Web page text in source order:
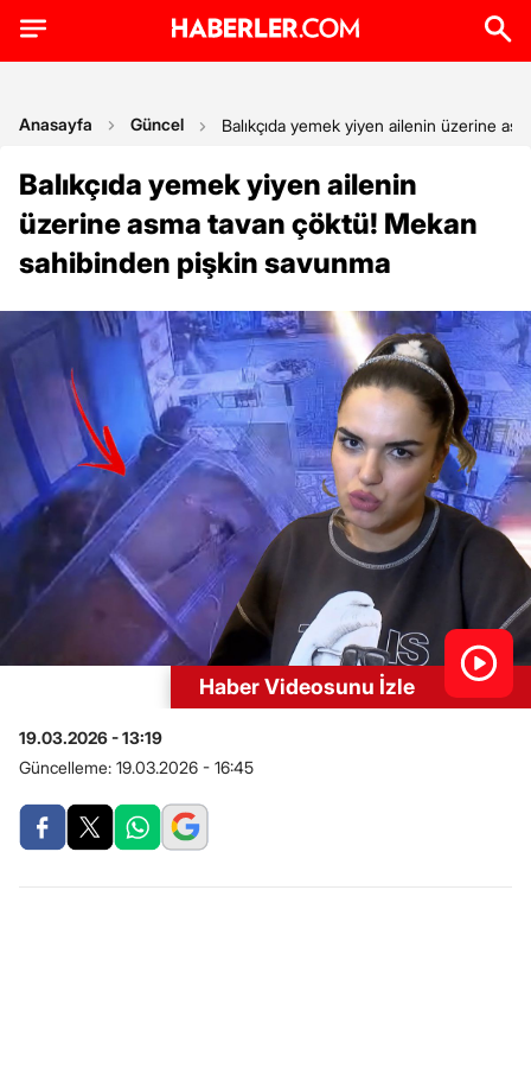
Anasayfa Güncel Balıkçıda yemek yiyen ailenin üzerine
Balıkçıda yemek yiyen ailenin
üzerine asma tavan çöktü! Mekan
sahibinden pişkin savunma
Haber Videosunu İzle
19.03.2026 - 13:19
Güncelleme: 19.03.2026 - 16:45